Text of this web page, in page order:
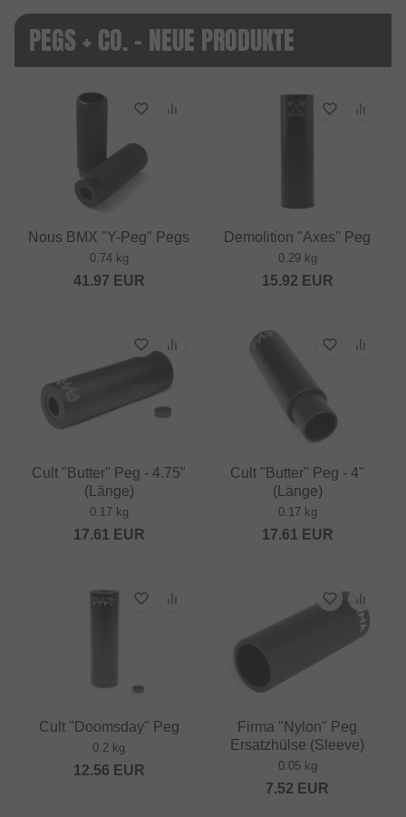
PEGS + CO. - NEUE PRODUKTE
Nous BMX "Y-Peg" Pegs
0.74 kg
41.97 EUR
Demolition "Axes" Peg
0.29 kg
15.92 EUR
Cult "Butter" Peg - 4.75"
(Länge)
0.17 kg
17.61 EUR
Cult "Butter" Peg - 4"
(Länge)
0.17 kg
17.61 EUR
Cult "Doomsday" Peg
0.2 kg
12.56 EUR
Firma "Nylon" Peg
Ersatzhülse (Sleeve)
0.05 kg
7.52 EUR